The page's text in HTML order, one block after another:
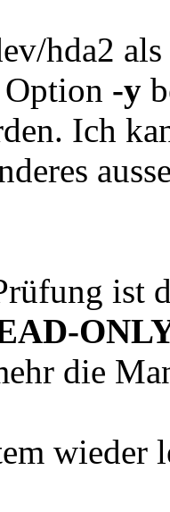
hda2
-y
Ich
ist
die
wieder